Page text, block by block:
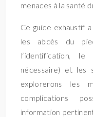
menaces à la santé
Ce guide exhaustif
les abcès du
l’identification,
nécessaire) et les
explorerons les
complications
information